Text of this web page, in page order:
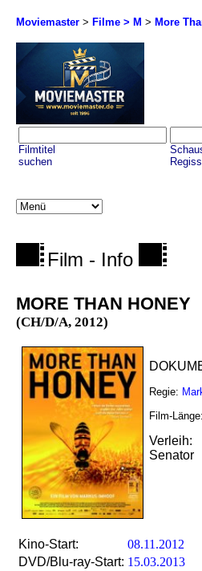
Moviemaster > Filme > M > More
Filmtitel
suchen
Film - Info
MORE THAN HONEY
(CH/D/A, 2012)
Regie:
Film-Länge:
Verleih:
Senator
Kino-Start:
08.11.2012
DVD/Blu-ray-Start: 15.03.2013